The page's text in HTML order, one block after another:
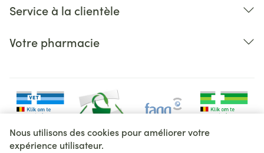
Nous utilisons des cookies pour améliorer votre
expérience utilisateur.
Service à la clientèle
Votre pharmacie